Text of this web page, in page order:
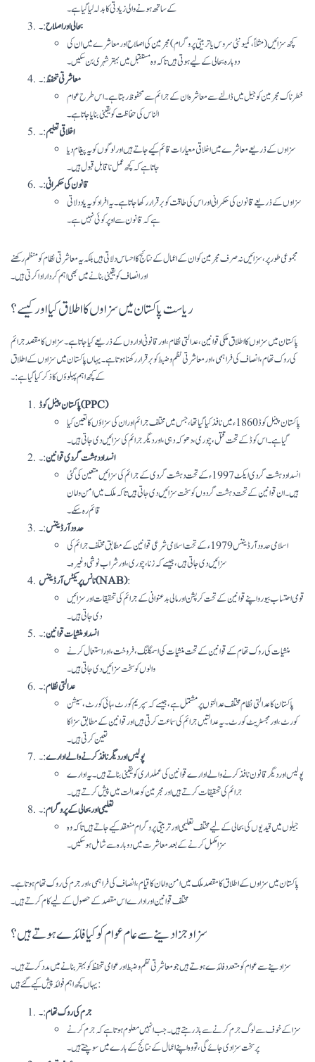
کے ساتھ ہونے والی زیادتی کا بدلہ لیا گیا ہے۔
بحالی اور اصلاح:۔
کچھ سزائیں (مثلاً، کمیونٹی سروس یا تربیتی پروگرام) مجرمین کی اصلاح اور معاشرے میں ان کی
دوبارہ بحالی کے لیے ہوتی ہیں تاکہ وہ مستقبل میں بہتر شہری بن سکیں۔
معاشرتی تحفظ:۔
خطرناک مجرمین کو جیل میں ڈالنے سے معاشرہ ان کے جرائم سے محفوظ رہتا ہے۔ اس طرح عوام
الناس کی حفاظت کو یقینی بنایا جاتا ہے۔
اخلاقی تعلیم:۔
سزاوں کے ذریعے معاشرے میں اخلاقی معیارات قائم کیے جاتے ہیں اور لوگوں کو یہ پیغام دیا
جاتا ہے کہ کچھ عمل ناقابل قبول ہیں۔
قانون کی حکمرانی:۔
سزاوں کے ذریعے قانون کی حکمرانی اور اس کی طاقت کو برقرار رکھا جاتا ہے۔ یہ افراد کو یہ یاد دلاتی
ہے کہ قانون سے اوپر کوئی نہیں ہے۔
مجموعی طور پر، سزائیں نہ صرف مجرمین کو ان کے اعمال کے نتائج کا احساس دلاتی ہیں بلکہ یہ معاشرتی نظام کو منظم رکھنے
اور انصاف کو یقینی بنانے میں بھی اہم کردار ادا کرتی ہیں۔
ریاست پاکستان میں سزاوں کا اطلاق کیا اور کیسے ؟
پاکستان میں سزاوں کا اطلاق ملکی قوانین، عدالتی نظام، اور قانونی اداروں کے ذریعے کیا جاتا ہے۔ سزاوں کا مقصد جرائم
کی روک تھام، انصاف کی فراہمی، اور معاشرتی نظم و ضبط کو برقرار رکھنا ہوتا ہے۔ یہاں پاکستان میں سزاوں کے اطلاق
کے کچھ اہم پہلوؤں کا ذکر کیا گیا ہے:۔
پاکستان پینل کوڈ (PPC)
پاکستان پینل کوڈ 1860ء میں نافذ کیا گیا تھا، جس میں مختلف جرائم اور ان کی سزاؤں کا تعین کیا
گیا ہے۔ اس کوڈ کے تحت قتل، چوری، دھوکہ دہی، اور دیگر جرائم کی سزائیں دی جاتی ہیں۔
انسداد دہشت گردی قوانین:۔
انسداد دہشت گردی ایکٹ 1997ء کے تحت دہشت گردی کے جرائم کی سزائیں متعین کی گئی
ہیں۔ ان قوانین کے تحت دہشت گردوں کو سخت سزائیں دی جاتی ہیں تاکہ ملک میں امن و امان
قائم رہ سکے۔
حدود آرڈیننس:۔
اسلامی حدود آرڈیننس 1979ء کے تحت اسلامی شرعی قوانین کے مطابق مختلف جرائم کی
سزائیں دی جاتی ہیں، جیسے کہ زنا، چوری، اور شراب نوشی وغیرہ۔
نانس پریکٹس آرڈیننس (NAB):
قومی احتساب بیورو اپنے قوانین کے تحت کرپشن اور مالی بدعنوانی کے جرائم کی تحقیقات اور سزائیں
دی جاتی ہیں۔
انسداد منشیات قوانین:۔
منشیات کی روک تھام کے قوانین کے تحت منشیات کی اسمگلنگ، فروخت، اور استعمال کرنے
والوں کو سخت سزائیں دی جاتی ہیں۔
عدالتی نظام:۔
پاکستان کا عدالتی نظام مختلف عدالتوں پر مشتمل ہے، جیسے کہ سپریم کورٹ، ہائی کورٹ، سیشن
کورٹ، اور مجسٹریٹ کورٹ۔ یہ عدالتیں جرائم کی سماعت کرتی ہیں اور قوانین کے مطابق سزا کا
تعین کرتی ہیں۔
پولیس اور دیگر نافذ کرنے والے ادارے:۔
پولیس اور دیگر قانون نافذ کرنے والے ادارے قوانین کی عملداری کو یقینی بناتے ہیں۔ یہ ادارے
جرائم کی تحقیقات کرتے ہیں اور مجرمین کو عدالت میں پیش کرتے ہیں۔
تعلیمی اور بحالی کے پروگرام:۔
جیلوں میں قیدیوں کی بحالی کے لیے مختلف تعلیمی اور تربیتی پروگرام منعقد کیے جاتے ہیں تاکہ وہ
سزا مکمل کرنے کے بعد معاشرت میں دوبارہ سے شامل ہو سکیں۔
پاکستان میں سزاوں کے اطلاق کا مقصد ملک میں امن و امان کا قیام، انصاف کی فراہمی، اور جرم کی روک تھام ہوتا ہے۔
مختلف قوانین اور ادارے اس مقصد کے حصول کے لیے کام کرتے ہیں۔
سزا و جزا دینے سے عام عوام کو کیا فائدے ہوتے ہیں ؟
سزا دینے سے عوام کو متعدد فائدے ہوتے ہیں جو معاشرتی نظم و ضبط اور عوامی تحفظ کو بہتر بنانے میں مدد کرتے ہیں۔
یہاں کچھ اہم فوائد پیش کیے گئے ہیں:
جرم کی روک تھام:۔
سزا کے خوف سے لوگ جرم کرنے سے باز رہتے ہیں۔ جب انہیں معلوم ہوتا ہے کہ جرم کرنے
پر سخت سزا دی جائے گی، تو وہ اپنے اعمال کے نتائج کے بارے میں سوچتے ہیں۔